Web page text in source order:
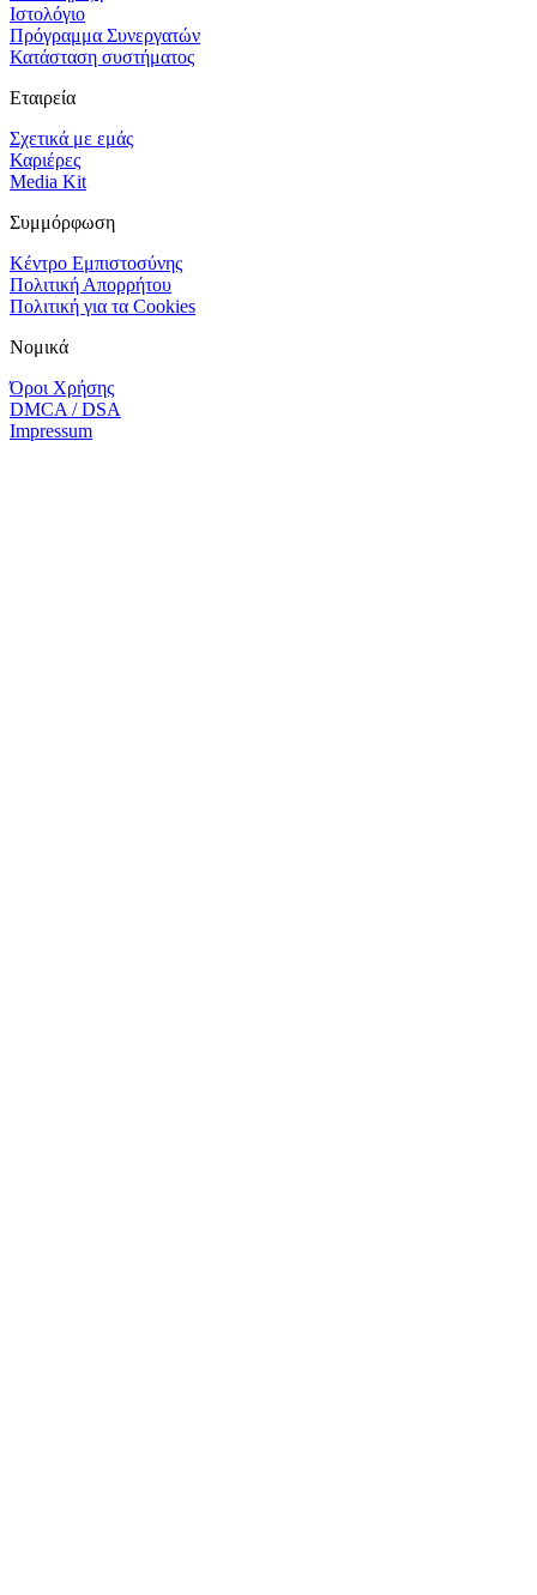
Ιστολόγιο
Πρόγραμμα Συνεργατών
Κατάσταση συστήματος
Εταιρεία
Σχετικά με εμάς
Καριέρες
Media Kit
Συμμόρφωση
Κέντρο Εμπιστοσύνης
Πολιτική Απορρήτου
Πολιτική για τα Cookies
Νομικά
Όροι Χρήσης
DMCA / DSA
Impressum